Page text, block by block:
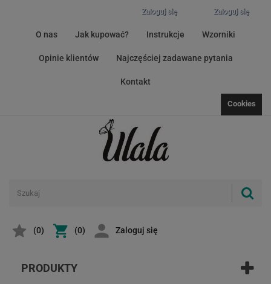
Zaloguj się
Zaloguj się
O nas Jak kupować? Instrukcje Wzorniki
Opinie klientów Najczęściej zadawane pytania
Kontakt
Cookies
(0) (0) Zaloguj się
PRODUKTY